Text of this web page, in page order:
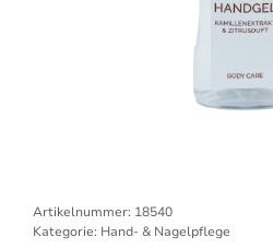
Artikelnummer: 18540
Kategorie: Hand- & Nagelpflege